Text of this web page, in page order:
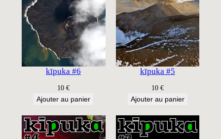
kīpuka #6
10€
Ajouter au panier
kīpuka #5
10 €
Ajouter au panier